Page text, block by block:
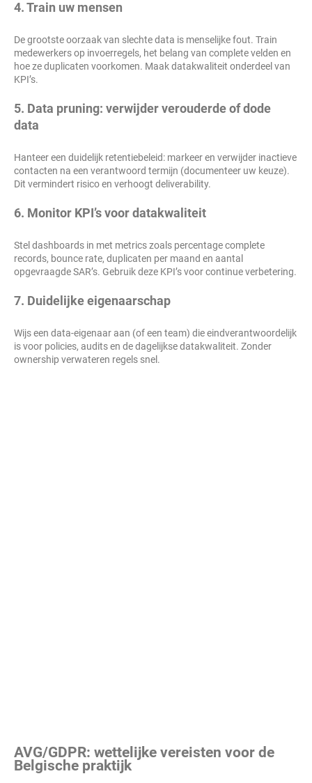
4. Train uw mensen
De grootste oorzaak van slechte data is menselijke fout. Train
medewerkers op invoerregels, het belang van complete velden en
hoe ze duplicaten voorkomen. Maak datakwaliteit onderdeel van
KPI’s.
5. Data pruning: verwijder verouderde of dode
data
Hanteer een duidelijk retentiebeleid: markeer en verwijder inactieve
contacten na een verantwoord termijn (documenteer uw keuze).
Dit vermindert risico en verhoogt deliverability.
6. Monitor KPI’s voor datakwaliteit
Stel dashboards in met metrics zoals percentage complete
records, bounce rate, duplicaten per maand en aantal
opgevraagde SAR’s. Gebruik deze KPI’s voor continue verbetering.
7. Duidelijke eigenaarschap
Wijs een data-eigenaar aan (of een team) die eindverantwoordelijk
is voor policies, audits en de dagelijkse datakwaliteit. Zonder
ownership verwateren regels snel.
AVG/GDPR: wettelijke vereisten voor de
Belgische praktijk